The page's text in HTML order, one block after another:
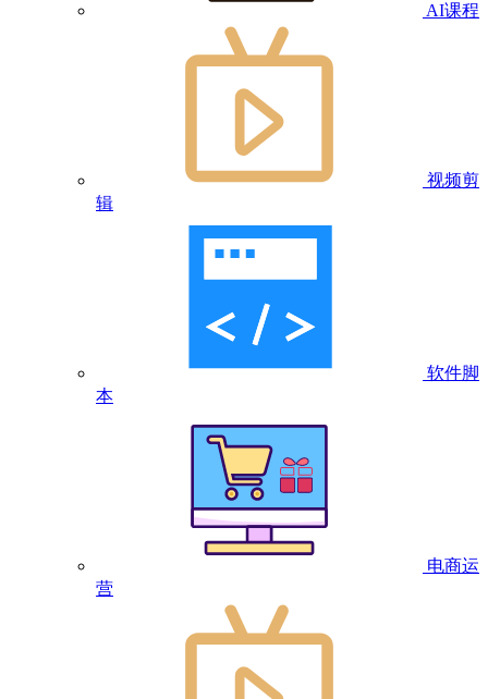
AI课程
视频剪
辑
软件脚
本
电商运
营